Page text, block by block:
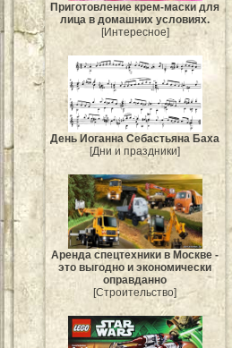
Приготовление крем-маски для
лица в домашних условиях.
[Интересное]
День Иоганна Себастьяна Баха
[Дни и праздники]
Аренда спецтехники в Москве -
это выгодно и экономически
оправданно
[Строительство]